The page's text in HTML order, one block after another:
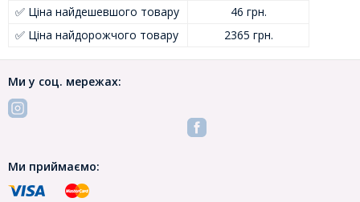
✅ Ціна найдешевшого товару
46 грн.
✅ Ціна найдорожчого товару
2365 грн.
Ми у соц. мережах:
Ми приймаємо: